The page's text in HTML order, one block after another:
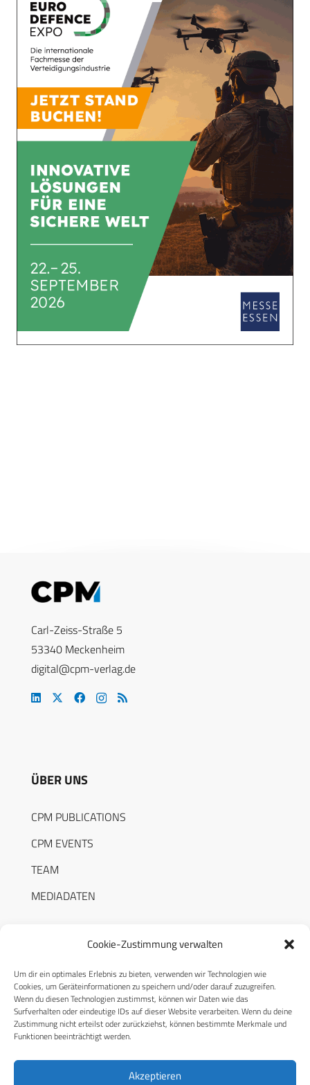
Cookie-Zustimmung verwalten
Um dir ein optimales Erlebnis zu bieten, verwenden wir Technologien wie
Cookies, um Geräteinformationen zu speichern und/oder darauf zuzugreifen.
Wenn du diesen Technologien zustimmst, können wir Daten wie das
Surfverhalten oder eindeutige IDs auf dieser Website verarbeiten. Wenn du deine
Zustimmung nicht erteilst oder zurückziehst, können bestimmte Merkmale und
Funktionen beeinträchtigt werden.
Akzeptieren
Carl-Zeiss-Straße 5
53340 Meckenheim
digital@cpm-verlag.de
ÜBER UNS
CPM PUBLICATIONS
CPM EVENTS
TEAM
MEDIADATEN
RECHTLICHES
Datenschutzerklärung
Cookie-Richtlinie (EU)